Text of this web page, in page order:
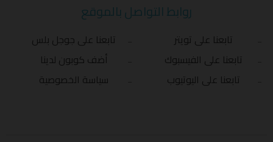
روابط التواصل بالموقع
تابعنا على تويتر
تابعنا على الفيسبوك
تابعنا على اليوتيوب
تابعنا على جوجل بلس
أضف كوبون لدينا
سياسة الخصوصية